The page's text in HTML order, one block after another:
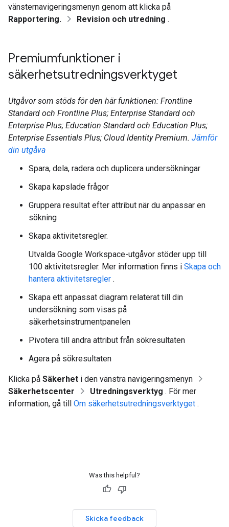
vänsternavigeringsmenyn genom att klicka på
Rapportering.
Revision och utredning .
Premiumfunktioner i
säkerhetsutredningsverktyget
Utgåvor som stöds för den här funktionen: Frontline
Standard och Frontline Plus; Enterprise Standard och
Enterprise Plus; Education Standard och Education Plus;
Enterprise Essentials Plus; Cloud Identity Premium. Jämför
din utgåva
Spara, dela, radera och duplicera undersökningar
Skapa kapslade frågor
Gruppera resultat efter attribut när du anpassar en
sökning
Skapa aktivitetsregler.
Utvalda Google Workspace-utgåvor stöder upp till
100 aktivitetsregler. Mer information finns i Skapa och
hantera aktivitetsregler .
Skapa ett anpassat diagram relaterat till din
undersökning som visas på
säkerhetsinstrumentpanelen
Pivotera till andra attribut från sökresultaten
Agera på sökresultaten
Klicka på Säkerhet i den vänstra navigeringsmenyn
Säkerhetscenter
Utredningsverktyg . För mer
information, gå till Om säkerhetsutredningsverktyget .
Was this helpful?
Skicka feedback